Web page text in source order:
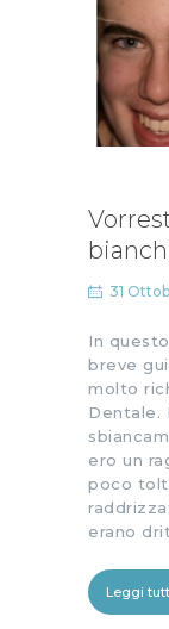
31
In
breve
molto
Dentale.
ero un
poco
erano
Leggi